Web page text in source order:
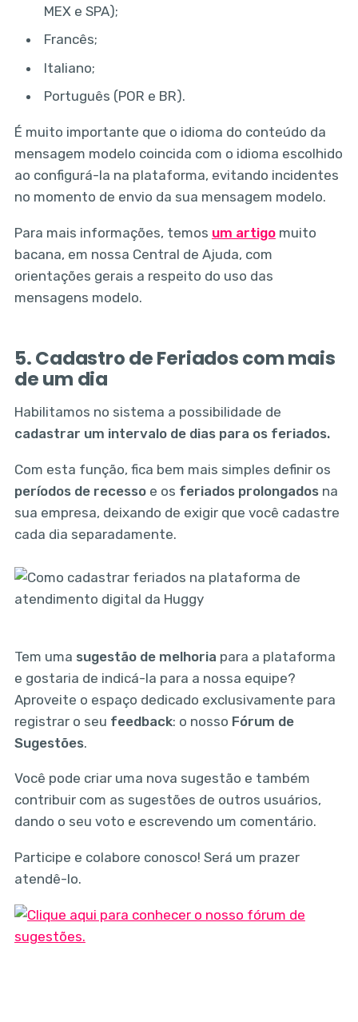
MEX e SPA);
Francês;
Italiano;
Português (POR e BR).
É muito importante que o idioma do conteúdo da
mensagem modelo coincida com o idioma escolhido
ao configurá-la na plataforma, evitando incidentes
no momento de envio da sua mensagem modelo.
Para mais informações, temos um artigomuito
bacana, em nossa Central de Ajuda, com
orientações gerais a respeito do uso das
mensagens modelo.
5. Cadastro de Feriados com mais
de um dia
Habilitamos no sistema a possibilidade de
cadastrar um intervalo de dias para os feriados.
Com esta função, fica bem mais simples definir os
períodos de recessoe os feriados prolongadosna
sua empresa, deixando de exigir que você cadastre
cada dia separadamente.
Tem uma sugestão de melhoria para a plataforma
e gostaria de indicá-la para a nossa equipe?
Aproveite o espaço dedicado exclusivamente para
registrar o seu feedback: o nosso Fórum de
Sugestões.
Você pode criar uma nova sugestão e também
contribuir com as sugestões de outros usuários,
dando o seu voto e escrevendo um comentário.
Participe e colabore conosco! Será um prazer
atendê-lo.